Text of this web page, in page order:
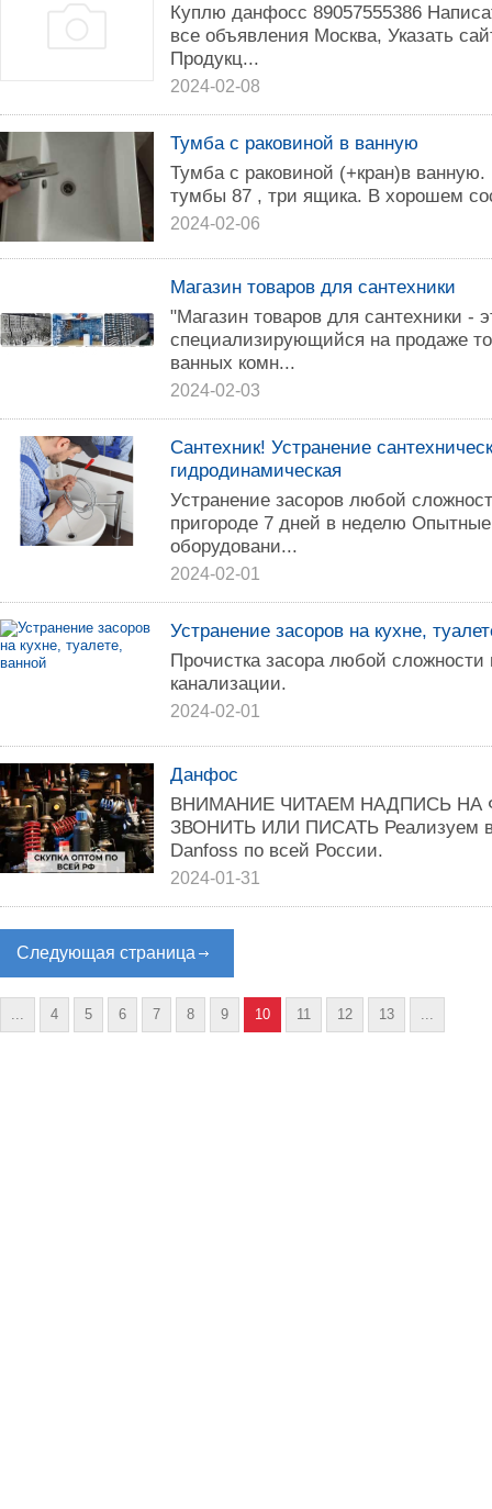
Куплю данфосс 89057555386
все объявления Москва, Указать
Продукц...
2024-02-08
Тумба с раковиной в ванную
Тумба с раковиной (+кран)в
тумбы 87 , три ящика. В хорошем
2024-02-06
Магазин товаров для сантехники
"Магазин товаров для сантехники -
специализирующийся на продаже
ванных комн...
2024-02-03
Сантехник! Устранение
гидродинамическая
Устранение засоров любой
пригороде 7 дней в неделю
оборудовани...
2024-02-01
Устранение засоров на кухне,
Прочисткa зaсopa любой
канализaции.
2024-02-01
Данфос
ВНИМАНИЕ ЧИТАЕМ НАДПИСЬ
ЗВОНИТЬ ИЛИ ПИСАТЬ Реализуем
Danfoss по всей России.
2024-01-31
Следующая страница
... 4 5 6 7 8 9 10 11 12 13 ...